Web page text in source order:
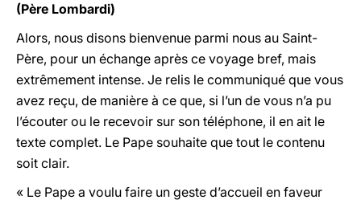
(Père Lombardi)
Alors, nous disons bienvenue parmi nous au Saint-
Père, pour un échange après ce voyage bref, mais
extrêmement intense. Je relis le communiqué que vous
avez reçu, de manière à ce que, si l’un de vous n’a pu
l’écouter ou le recevoir sur son téléphone, il en ait le
texte complet. Le Pape souhaite que tout le contenu
soit clair.
« Le Pape a voulu faire un geste d’accueil en faveur